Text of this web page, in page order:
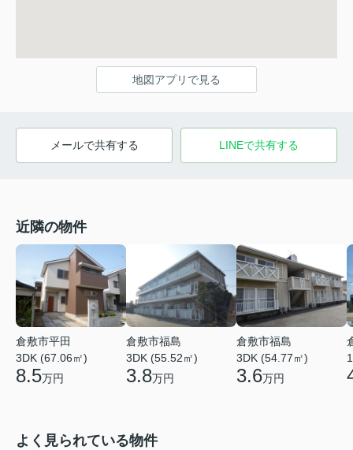
地図アプリで見る
メールで共有する LINEで共有する
近隣の物件
倉敷市平田
3DK (67.06㎡)
8.5万円
倉敷市福島
3DK (55.52㎡)
3.8万円
倉敷市福島
3DK (54.77㎡)
3.6万円
よく見られている物件